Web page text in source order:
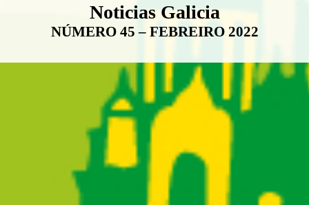
Boletín Noticias Galicia
Noticias Galicia
NÚMERO 45 – FEBREIRO 2022